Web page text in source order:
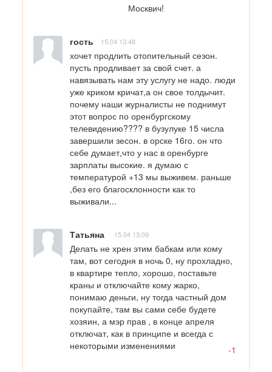
Москвич!
гость 15.04 13:48
хочет продлить отопительный сезон.
пусть продливает за свой счет. а
навязывать нам эту услугу не надо. люди
уже криком кричат,а он свое толдычит.
почему наши журналисты не поднимут
этот вопрос по оренбургскому
телевидению???? в бузулуке 15 числа
завершили зесон. в орске 16го. он что
себе думает,что у нас в оренбурге
зарплаты высокие. я думаю с
температурой +13 мы выживем. раньше
,без его благосклонности как то
выживали...
Татьяна 15.04 13:09
Делать не хрен этим бабкам или кому
там, вот сегодня в ночь 0, ну прохладно,
в квартире тепло, хорошо, поставьте
краны и отключайте кому жарко,
понимаю деньги, ну тогда частный дом
покупайте, там вы сами себе будете
хозяин, а мэр прав , в конце апреля
отключат, как в принципе и всегда с
некоторыми изменениями
-1